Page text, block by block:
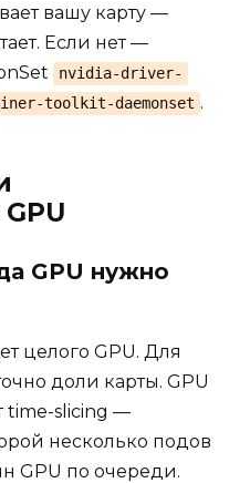
вашу карту —
Если нет —
nvidia-driver-
toolkit-daemonset .
GPU нужно
целого GPU. Для
доли карты. GPU
time-slicing —
несколько подов
GPU по очереди.